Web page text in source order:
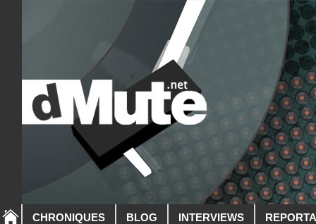
CHRONIQUES BLOG INTERVIEWS